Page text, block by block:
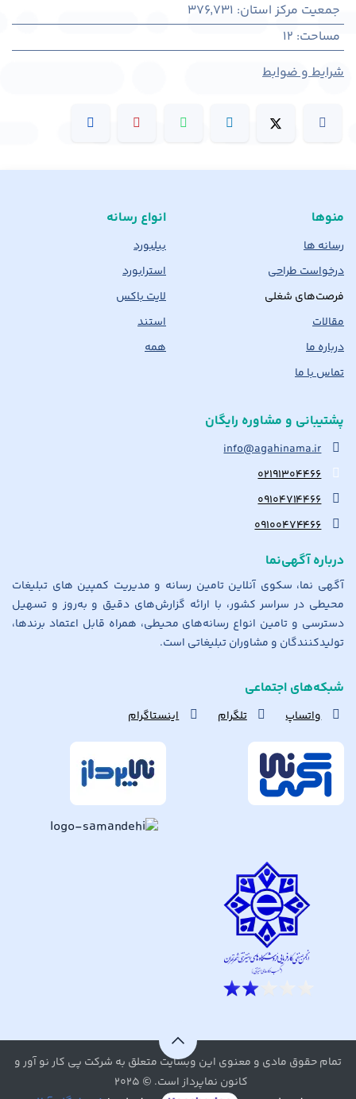
جمعیت مرکز استان:
376,731
مساحت:
12
شرایط و ضوابط
منوها
رسانه ها
درخواست طراحی
فرصت‌های شغلی
مقالات
درباره ما
تماس با ما
انواع رسانه
بیلبورد
استرابورد
لایت باکس
استند
همه
پشتیبانی و مشاوره رایگان
info@agahinama.ir
۰۲۱۹۱۳۰۴۴۶۶
۰۹۱۰۴۷۱۴۴۶۶
۰۹۱۰۰۴۷۴۴۶۶
درباره آگهی‌نما
آگهی نما، سکوی آنلاین تامین رسانه و مدیریت کمپین های تبلیغات
محیطی در سراسر کشور، با ارائه گزارش‌های دقیق و به‌روز و تسهیل
دسترسی و تامین انواع رسانه‌های محیطی، همراه قابل اعتماد برندها،
تولیدکنندگان و مشاوران تبلیغاتی است.
شبکه‌های اجتماعی
واتساپ تلگرام اینستاگرام
تمام حقوق مادی و معنوی این وبسایت متعلق به شرکت پی کار نو آور و
کانون نماپرداز است. © ۲۰۲۵